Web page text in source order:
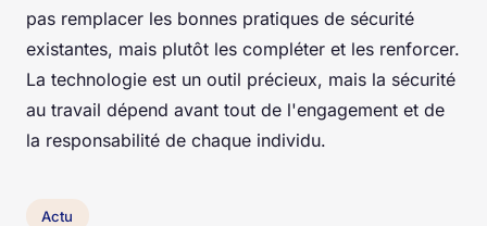
pas remplacer les bonnes pratiques de sécurité
existantes, mais plutôt les compléter et les renforcer.
La technologie est un outil précieux, mais la sécurité
au travail dépend avant tout de l'engagement et de
la responsabilité de chaque individu.
Actu